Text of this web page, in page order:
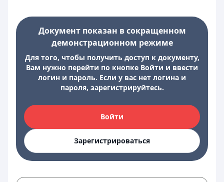
Документ показан в сокращенном
демонстрационном режиме
Для того, чтобы получить доступ к документу,
Вам нужно перейти по кнопке Войти и ввести
логин и пароль. Если у вас нет логина и
пароля, зарегистрируйтесь.
Войти
Зарегистрироваться